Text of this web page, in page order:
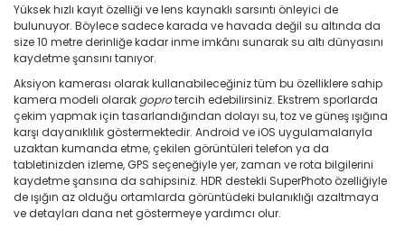
Yüksek hızlı kayıt özelliği ve lens kaynaklı sarsıntı önleyici de
bulunuyor. Böylece sadece karada ve havada değil su altında da
size 10 metre derinliğe kadar inme imkânı sunarak su altı dünyasını
kaydetme şansını tanıyor.
Aksiyon kamerası olarak kullanabileceğiniz tüm bu özelliklere sahip
kamera modeli olarak goprotercih edebilirsiniz. Ekstrem sporlarda
çekim yapmak için tasarlandığından dolayı su, toz ve güneş ışığına
karşı dayanıklılık göstermektedir. Android ve iOS uygulamalarıyla
uzaktan kumanda etme, çekilen görüntüleri telefon ya da
tabletinizden izleme, GPS seçeneğiyle yer, zaman ve rota bilgilerini
kaydetme şansına da sahipsiniz. HDR destekli SuperPhoto özelliğiyle
de ışığın az olduğu ortamlarda görüntüdeki bulanıklığı azaltmaya
ve detayları dana net göstermeye yardımcı olur.